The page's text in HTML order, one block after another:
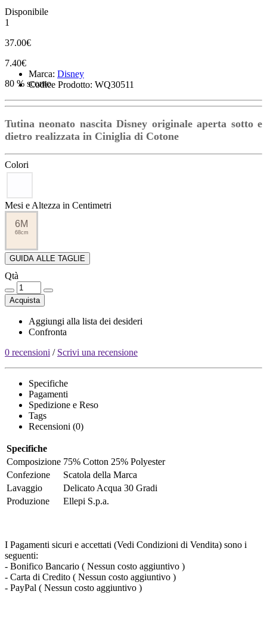
Disponibile
1
37.00€
7.40€
80 % sconto
Marca: Disney
Codice Prodotto: WQ30511
Tutina neonato nascita Disney originale aperta sotto e
dietro realizzata in Ciniglia di Cotone
Colori
Mesi e Altezza in Centimetri
6M
68cm
GUIDA ALLE TAGLIE
Qtà
Acquista
Aggiungi alla lista dei desideri
Confronta
0 recensioni / Scrivi una recensione
Specifiche
Pagamenti
Spedizione e Reso
Tags
Recensioni (0)
Specifiche
Composizione 75% Cotton 25% Polyester
Confezione
Scatola della Marca
Lavaggio
Delicato Acqua 30 Gradi
Produzione
Ellepi S.p.a.
I Pagamenti sicuri e accettati (Vedi Condizioni di Vendita) sono i
seguenti:
- Bonifico Bancario ( Nessun costo aggiuntivo )
- Carta di Credito ( Nessun costo aggiuntivo )
- PayPal ( Nessun costo aggiuntivo )